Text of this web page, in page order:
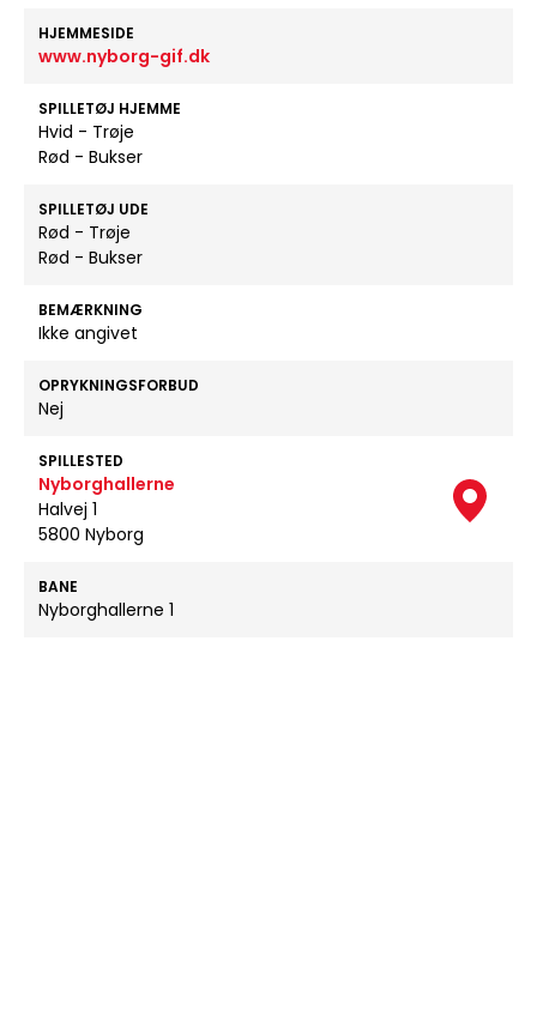
HJEMMESIDE
www.nyborg-gif.dk
SPILLETØJ HJEMME
Hvid - Trøje
Rød - Bukser
SPILLETØJ UDE
Rød - Trøje
Rød - Bukser
BEMÆRKNING
Ikke angivet
OPRYKNINGSFORBUD
Nej
SPILLESTED
Nyborghallerne
Halvej 1
5800 Nyborg
BANE
Nyborghallerne 1